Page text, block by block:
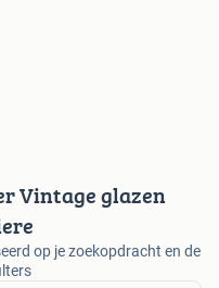
Vintage glazen
op je zoekopdracht en de